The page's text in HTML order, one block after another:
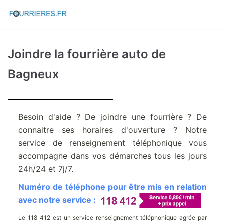
Aller
Joindre la fourrière auto de
Bagneux
Besoin d'aide ? De joindre une fourrière ? De
connaitre ses horaires d'ouverture ? Notre
service de renseignement téléphonique vous
accompagne dans vos démarches tous les jours
24h/24 et 7j/7.
Numéro de téléphone pour être mis en relation
avec notre service :
Le 118 412 est un service renseignement téléphonique agrée par